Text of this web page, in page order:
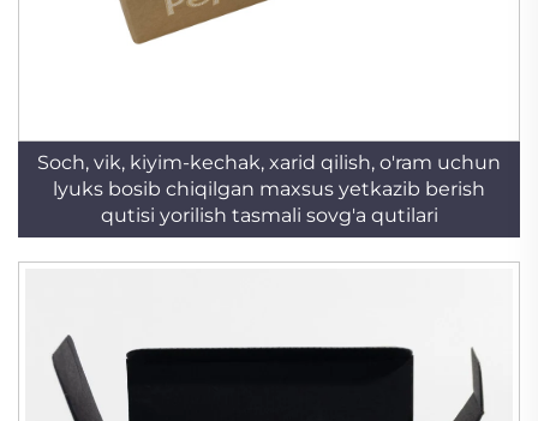
Soch, vik, kiyim-kechak, xarid qilish, o'ram uchun
lyuks bosib chiqilgan maxsus yetkazib berish
qutisi yorilish tasmali sovg'a qutilari